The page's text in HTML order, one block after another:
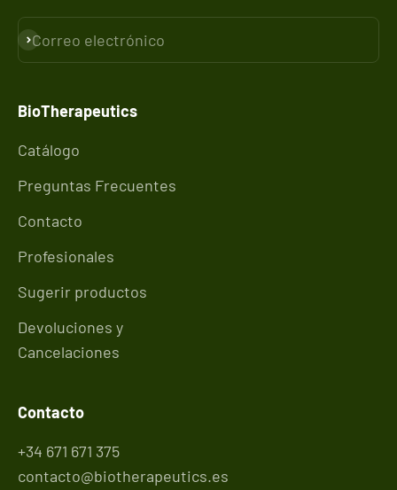
Correo electrónico
Suscribirse
BioTherapeutics
Catálogo
Preguntas Frecuentes
Contacto
Profesionales
Sugerir productos
Devoluciones y
Cancelaciones
Contacto
+34 671 671 375
contacto@biotherapeutics.es